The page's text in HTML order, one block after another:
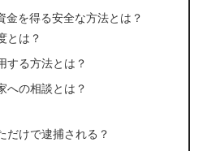
金を得る安全な方法とは？
とは？
する方法とは？
への相談とは？
だけで逮捕される？